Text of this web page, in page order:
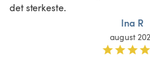
det sterkeste.
Ina R
august